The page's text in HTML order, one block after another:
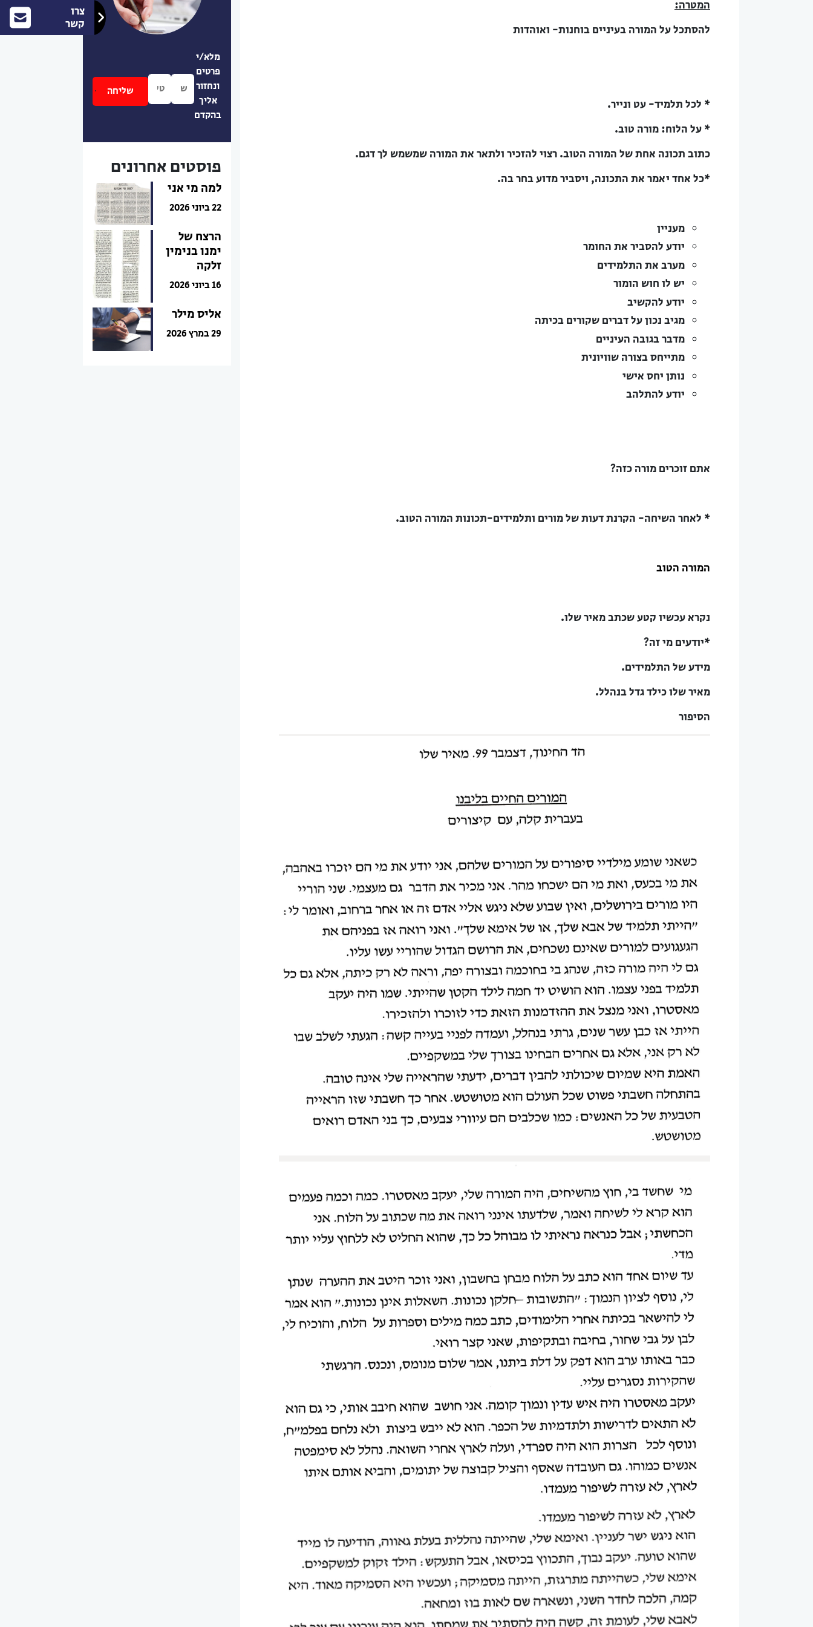
צרו
קשר
המטרה:
להסתכל על המורה בעיניים בוחנות- ואוהדות
* לכל תלמיד- עט ונייר.
* על הלוח: מורה טוב.
כתוב תכונה אחת של המורה הטוב. רצוי להזכיר ולתאר את המורה שמשמש לך דגם.
*כל אחד יאמר את התכונה, ויסביר מדוע בחר בה.
מעניין
יודע להסביר את החומר
מערב את התלמידים
יש לו חוש הומור
יודע להקשיב
מגיב נכון על דברים שקורים בכיתה
מדבר בגובה העיניים
מתייחס בצורה שוויונית
נותן יחס אישי
יודע להתלהב
אתם זוכרים מורה כזה?
* לאחר השיחה- הקרנת דעות של מורים ותלמידים-תכונות המורה הטוב.
המורה הטוב
נקרא עכשיו קטע שכתב מאיר שלו.
*יודעים מי זה?
מידע של התלמידים.
מאיר שלו כילד גדל בנהלל.
הסיפור
מלא/י
פרטים
ונחזור
אליך
בהקדם
פוסטים אחרונים
למה מי אני
22 ביוני 2026
הרצח של
ימנו בנימין
זלקה
16 ביוני 2026
אליס מילר
29 במרץ 2026